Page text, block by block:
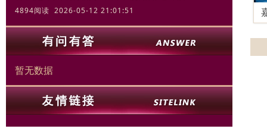
4894阅读 2026-05-12 21:01:51
暂无数据